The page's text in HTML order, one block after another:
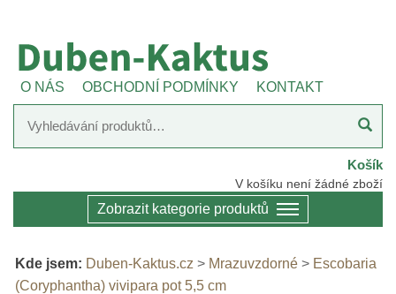
O NÁS OBCHODNÍ PODMÍNKY KONTAKT
Košík
V košíku není žádné zboží
Zobrazit kategorie produktů
Kde jsem: Duben-Kaktus.cz > Mrazuvzdorné > Escobaria
(Coryphantha) vivipara pot 5,5 cm